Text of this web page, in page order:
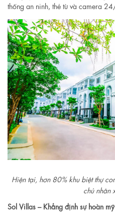
thống an ninh, thẻ từ và camera
Hiện tại, hơn 80% khu biệt thự
chủ nhân
Sol Villas – Khẳng định sự hoàn mỹ